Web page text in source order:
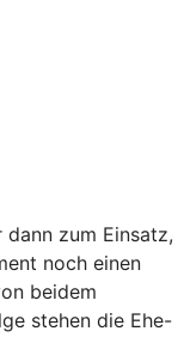
zum Einsatz,
noch einen
beidem
stehen die Ehe-